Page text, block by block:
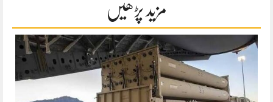
مزید پڑھیں